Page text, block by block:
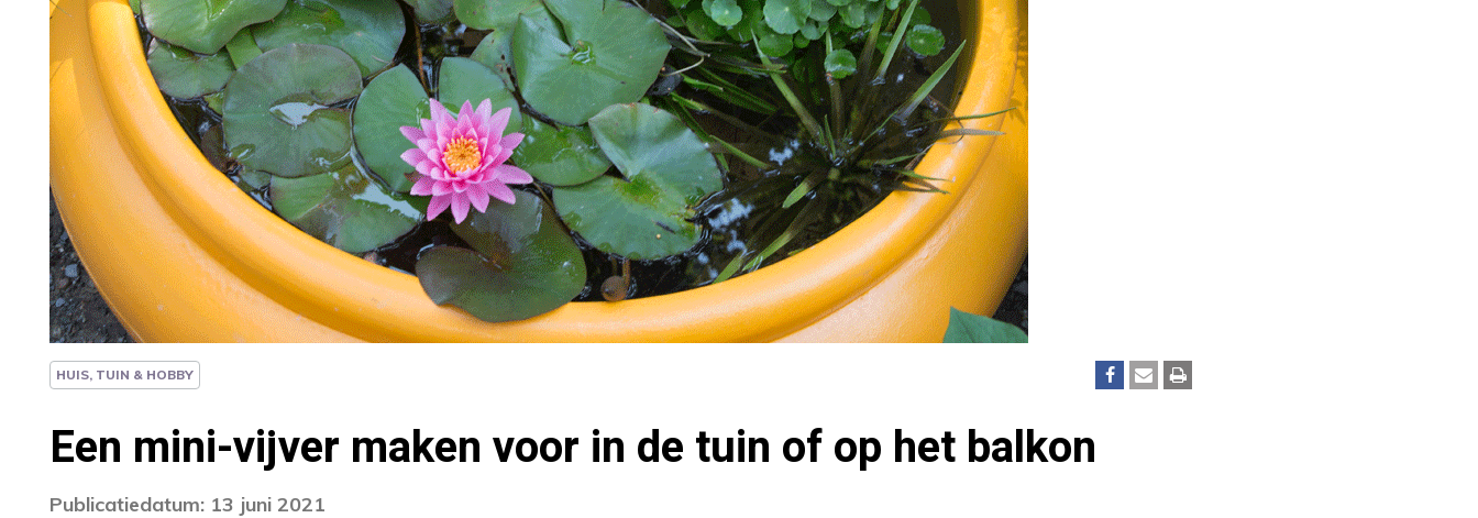
HUIS, TUIN & HOBBY
Een mini-vijver maken voor in de tuin of op het balkon
Publicatiedatum: 13 juni 2021